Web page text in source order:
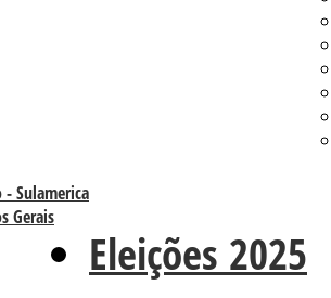
- Sulamerica
Gerais
Eleições 2025